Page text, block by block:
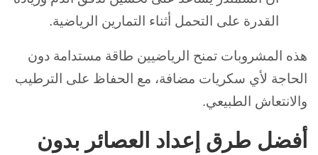
القدرة على التحمل أثناء التمارين الرياضية.
هذه المشروبات تمنح الرياضيين طاقة مستدامة دون
الحاجة لأي سكريات مضافة، مع الحفاظ على الترطيب
والانتعاش الطبيعي.
أفضل طرق إعداد العصائر بدون